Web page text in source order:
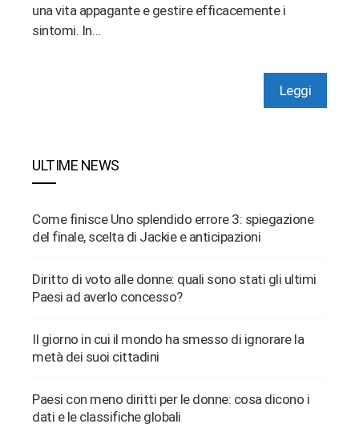
una vita appagante e gestire efficacemente i
sintomi. In…
Leggi
ULTIME NEWS
Come finisce Uno splendido errore 3: spiegazione
del finale, scelta di Jackie e anticipazioni
Diritto di voto alle donne: quali sono stati gli ultimi
Paesi ad averlo concesso?
Il giorno in cui il mondo ha smesso di ignorare la
metà dei suoi cittadini
Paesi con meno diritti per le donne: cosa dicono i
dati e le classifiche globali